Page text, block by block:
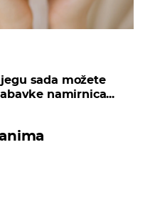
sada možete
namirnica...